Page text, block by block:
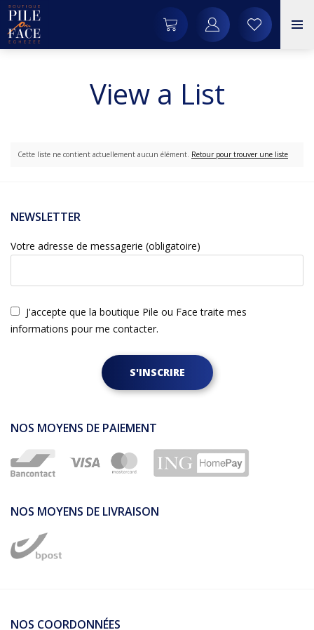
View a List
Cette liste ne contient actuellement aucun élément. Retour pour trouver une liste
NEWSLETTER
Votre adresse de messagerie (obligatoire)
J'accepte que la boutique Pile ou Face traite mes
informations pour me contacter.
S'INSCRIRE
NOS MOYENS DE PAIEMENT
NOS MOYENS DE LIVRAISON
NOS COORDONNÉES